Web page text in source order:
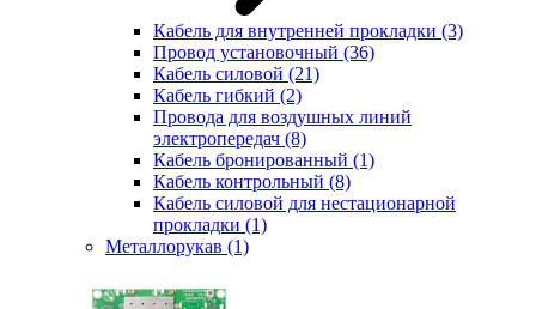
Кабель для внутренней прокладки (3)
Провод установочный (36)
Кабель силовой (21)
Кабель гибкий (2)
Провода для воздушных линий
электропередач (8)
Кабель бронированный (1)
Кабель контрольный (8)
Кабель силовой для нестационарной
прокладки (1)
Металлорукав (1)